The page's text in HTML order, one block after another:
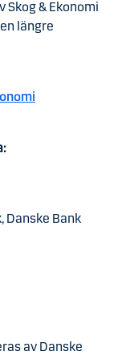
Skog & Ekonomi
längre
Danske Bank
av Danske